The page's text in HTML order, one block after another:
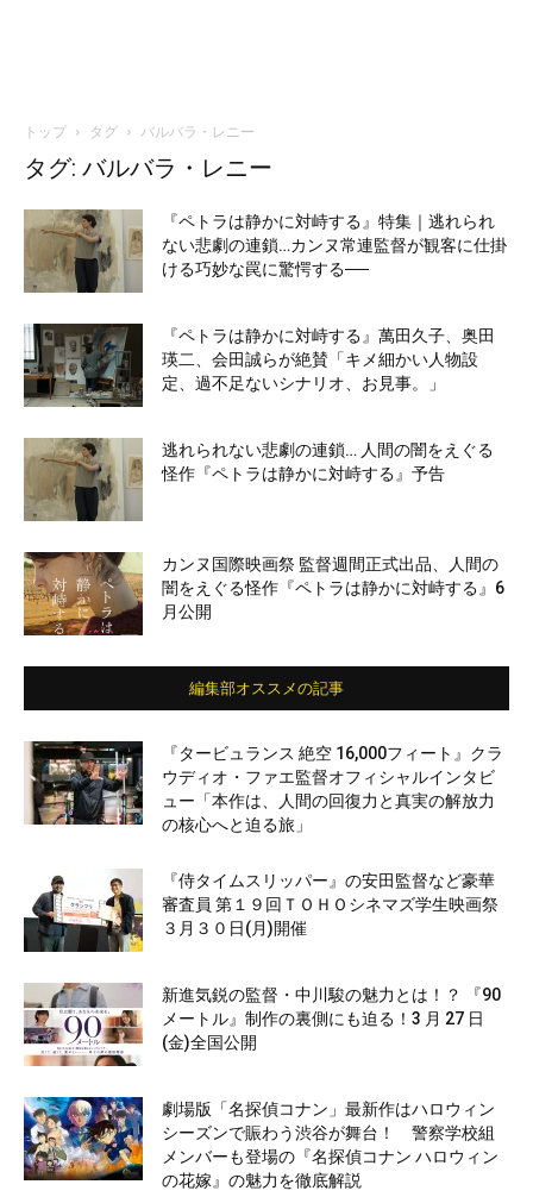
トップ タグ バルバラ・レニー
タグ: バルバラ・レニー
『ペトラは静かに対峙する』特集｜逃れられ
ない悲劇の連鎖…カンヌ常連監督が観客に仕掛
ける巧妙な罠に驚愕する──
『ペトラは静かに対峙する』萬田久子、奥田
瑛二、会田誠らが絶賛「キメ細かい人物設
定、過不足ないシナリオ、お見事。」
逃れられない悲劇の連鎖… 人間の闇をえぐる
怪作『ペトラは静かに対峙する』予告
カンヌ国際映画祭 監督週間正式出品、人間の
闇をえぐる怪作『ペトラは静かに対峙する』6
月公開
編集部オススメの記事
『タービュランス 絶空 16,000フィート』クラ
ウディオ・ファエ監督オフィシャルインタビ
ュー「本作は、人間の回復力と真実の解放力
の核心へと迫る旅」
『侍タイムスリッパー』の安田監督など豪華
審査員 第１９回ＴＯＨＯシネマズ学生映画祭
３月３０日(月)開催
新進気鋭の監督・中川駿の魅力とは！？ 『90
メートル』制作の裏側にも迫る！3 月 27 日
(金)全国公開
劇場版「名探偵コナン」最新作はハロウィン
シーズンで賑わう渋谷が舞台！ 警察学校組
メンバーも登場の『名探偵コナン ハロウィン
の花嫁』の魅力を徹底解説